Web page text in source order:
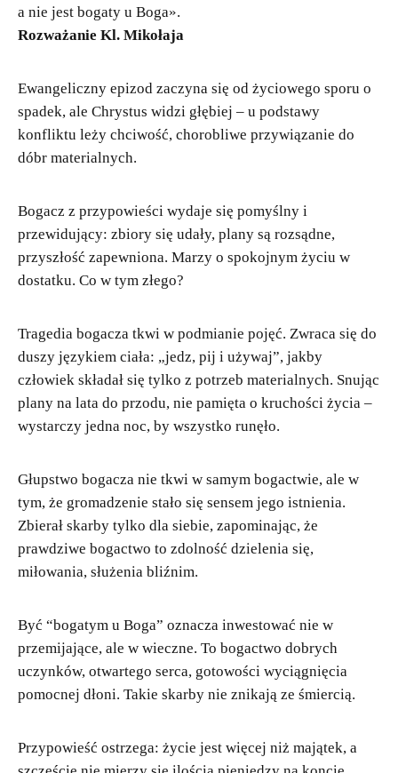
a nie jest bogaty u Boga».
Rozważanie Kl. Mikołaja
Ewangeliczny epizod zaczyna się od życiowego sporu o
spadek, ale Chrystus widzi głębiej – u podstawy
konfliktu leży chciwość, chorobliwe przywiązanie do
dóbr materialnych.
Bogacz z przypowieści wydaje się pomyślny i
przewidujący: zbiory się udały, plany są rozsądne,
przyszłość zapewniona. Marzy o spokojnym życiu w
dostatku. Co w tym złego?
Tragedia bogacza tkwi w podmianie pojęć. Zwraca się do
duszy językiem ciała: „jedz, pij i używaj”, jakby
człowiek składał się tylko z potrzeb materialnych. Snując
plany na lata do przodu, nie pamięta o kruchości życia –
wystarczy jedna noc, by wszystko runęło.
Głupstwo bogacza nie tkwi w samym bogactwie, ale w
tym, że gromadzenie stało się sensem jego istnienia.
Zbierał skarby tylko dla siebie, zapominając, że
prawdziwe bogactwo to zdolność dzielenia się,
miłowania, służenia bliźnim.
Być “bogatym u Boga” oznacza inwestować nie w
przemijające, ale w wieczne. To bogactwo dobrych
uczynków, otwartego serca, gotowości wyciągnięcia
pomocnej dłoni. Takie skarby nie znikają ze śmiercią.
Przypowieść ostrzega: życie jest więcej niż majątek, a